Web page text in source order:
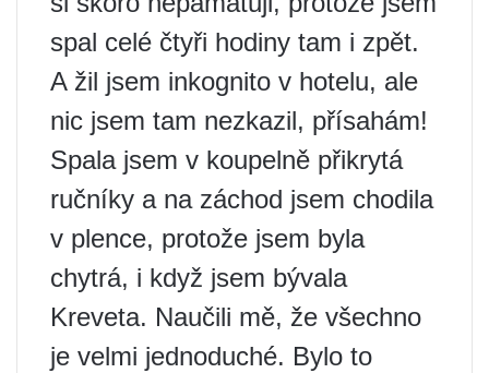
spal celé čtyři hodiny tam i zpět.
A žil jsem inkognito v hotelu, ale
nic jsem tam nezkazil, přísahám!
Spala jsem v koupelně přikrytá
ručníky a na záchod jsem chodila
v plence, protože jsem byla
chytrá, i když jsem bývala
Kreveta. Naučili mě, že všechno
je velmi jednoduché. Bylo to